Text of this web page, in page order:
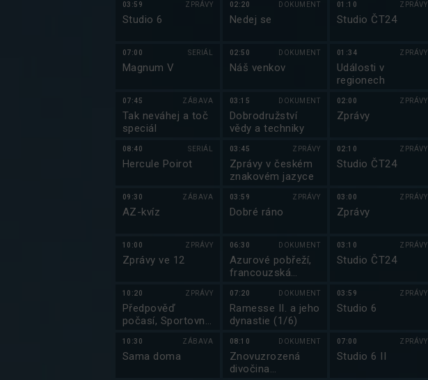
03:59 ZPRÁVY
Studio 6
07:00 SERIÁL
Magnum V
07:45 ZÁBAVA
Tak neváhej a toč
speciál
08:40 SERIÁL
Hercule Poirot
09:30 ZÁBAVA
AZ-kvíz
10:00 ZPRÁVY
Zprávy ve 12
10:20 ZPRÁVY
Předpověď
počasí, Sportovní
regionech plus
10:30 ZÁBAVA
Sama doma
02:20 DOKUMENT
Nedej se
02:50 DOKUMENT
Náš venkov
03:15 DOKUMENT
Dobrodružství
vědy a techniky
03:45 ZPRÁVY
Zprávy v českém
znakovém jazyce
03:59 ZPRÁVY
Dobré ráno
06:30 DOKUMENT
Azurové pobřeží,
francouzská
07:20 DOKUMENT
Ramesse II. a jeho
dynastie (1/6)
08:10 DOKUMENT
Znovuzrozená
divočina
01:10 ZPRÁVY
Studio ČT24
01:34 ZPRÁVY
Události v
regionech
02:00 ZPRÁVY
Zprávy
02:10 ZPRÁVY
Studio ČT24
03:00 ZPRÁVY
Zprávy
03:10 ZPRÁVY
Studio ČT24
03:59 ZPRÁVY
Studio 6
07:00 ZPRÁVY
Studio 6 II